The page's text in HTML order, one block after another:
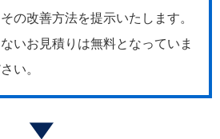
の改善方法を提示いたします。
いお見積りは無料となっていま
い。